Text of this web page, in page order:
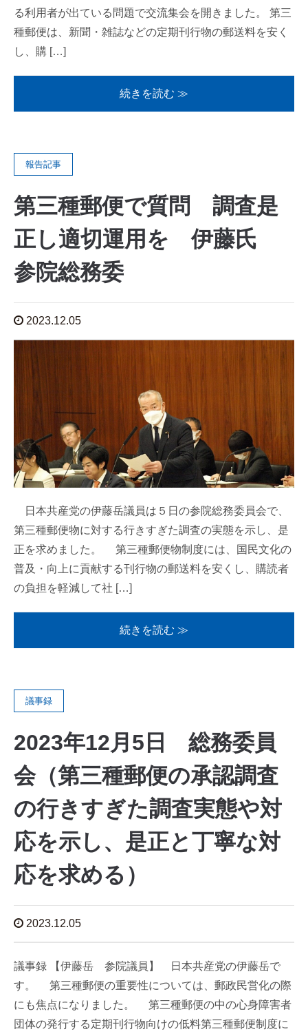
る利用者が出ている問題で交流集会を開きました。 第三
種郵便は、新聞・雑誌などの定期刊行物の郵送料を安く
し、購 […]
続きを読む ≫
報告記事
第三種郵便で質問 調査是
正し適切運用を 伊藤氏
参院総務委
2023.12.05
日本共産党の伊藤岳議員は５日の参院総務委員会で、
第三種郵便物に対する行きすぎた調査の実態を示し、是
正を求めました。 第三種郵便物制度には、国民文化の
普及・向上に貢献する刊行物の郵送料を安くし、購読者
の負担を軽減して社 […]
続きを読む ≫
議事録
2023年12月5日 総務委員
会（第三種郵便の承認調査
の行きすぎた調査実態や対
応を示し、是正と丁寧な対
応を求める）
2023.12.05
議事録 【伊藤岳 参院議員】 日本共産党の伊藤岳で
す。 第三種郵便の重要性については、郵政民営化の際
にも焦点になりました。 第三種郵便の中の心身障害者
団体の発行する定期刊行物向けの低料第三種郵便制度に